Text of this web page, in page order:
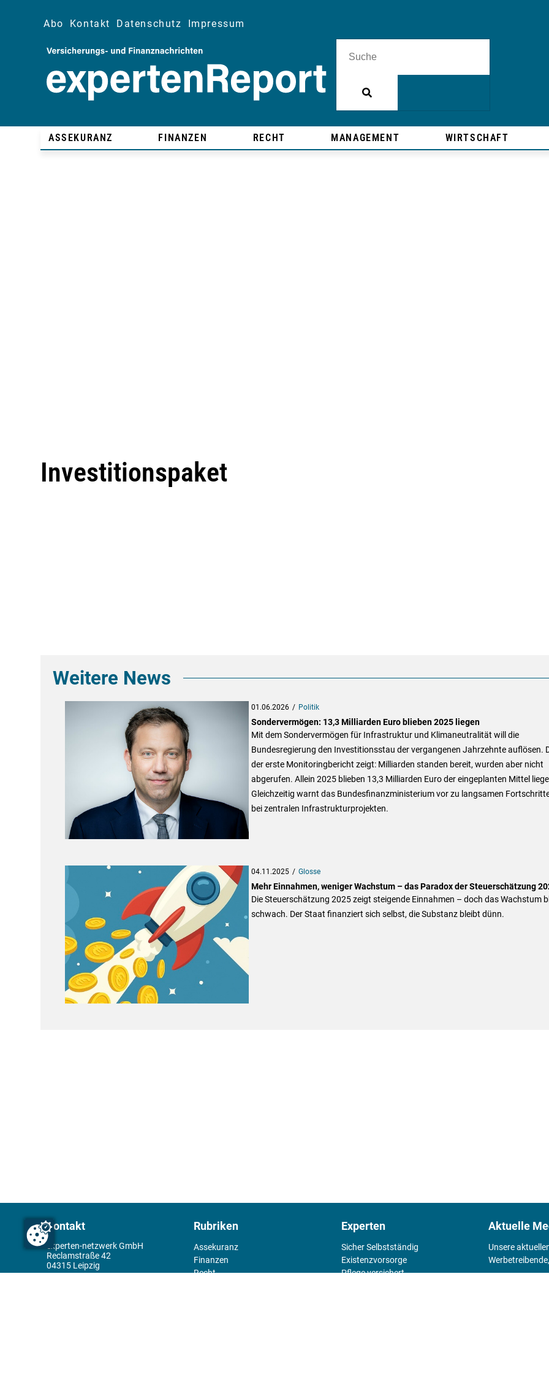
Abo Kontakt Datenschutz Impressum
ASSEKURANZ FINANZEN RECHT MANAGEMENT WIRTSCHAFT
Investitionspaket
Weitere News
01.06.2026 Politik
Sondervermögen: 13,3 Milliarden Euro blieben 2025 liegen
Mit dem Sondervermögen für Infrastruktur und Klimaneutralität will die
Bundesregierung den Investitionsstau der vergangenen Jahrzehnte auflösen.
der erste Monitoringbericht zeigt: Milliarden standen bereit, wurden aber nicht
abgerufen. Allein 2025 blieben 13,3 Milliarden Euro der eingeplanten Mittel
Gleichzeitig warnt das Bundesfinanzministerium vor zu langsamen
bei zentralen Infrastrukturprojekten.
04.11.2025 Glosse
Mehr Einnahmen, weniger Wachstum – das Paradox der Steuerschätzung
Die Steuerschätzung 2025 zeigt steigende Einnahmen – doch das Wachstum
schwach. Der Staat finanziert sich selbst, die Substanz bleibt dünn.
Kontakt
experten-netzwerk GmbH
Reclamstraße 42
04315 Leipzig
Rubriken
Assekuranz
Finanzen
Recht
Experten
Sicher Selbstständig
Existenz­vorsorge
Pflege versichert
Aktuelle
Unsere